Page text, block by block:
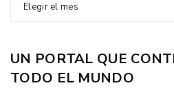
Elegir el mes
UN PORTAL QUE
TODO EL MUNDO